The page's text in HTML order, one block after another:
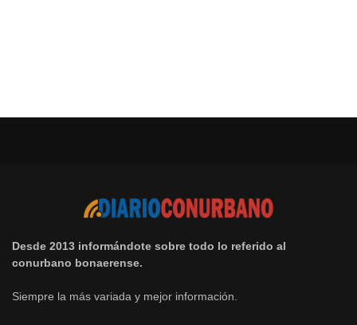
Desde 2013 informándote sobre todo lo referido al
conurbano bonaerense.
Siempre la más variada y mejor información.